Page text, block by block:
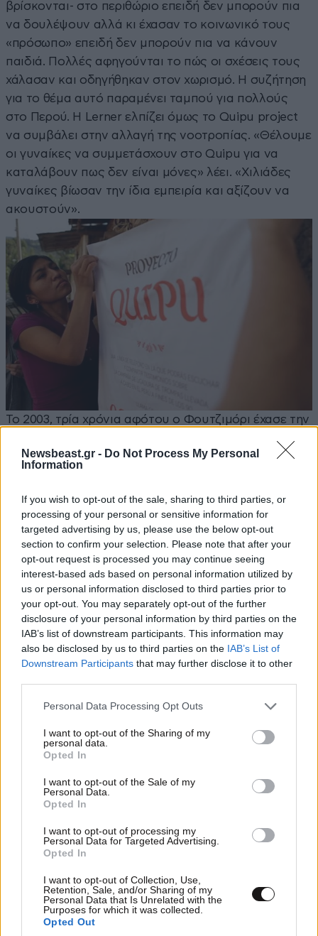
Newsbeast.gr - Do Not Process My Personal
Information
If you wish to opt-out of the sale, sharing to third parties, or
processing of your personal or sensitive information for
targeted advertising by us, please use the below opt-out
section to confirm your selection. Please note that after your
opt-out request is processed you may continue seeing
interest-based ads based on personal information utilized by
us or personal information disclosed to third parties prior to
your opt-out. You may separately opt-out of the further
disclosure of your personal information by third parties on the
IAB’s list of downstream participants. This information may
also be disclosed by us to third parties on the IAB’s List of
Downstream Participants that may further disclose it to other
Please note that this website/app uses one or more Google
not limited to your visit or usage behaviour. You may click to
grant or deny consent to Google and its third-party tags to
use your data for below specified purposes in below Google
consent section.
Personal Data Processing Opt Outs
I want to opt-out of the Sharing of my
personal data.
Opted In
I want to opt-out of the Sale of my
Personal Data.
Opted In
I want to opt-out of processing my
Personal Data for Targeted Advertising.
Opted In
I want to opt-out of Collection, Use,
Retention, Sale, and/or Sharing of my
Personal Data that Is Unrelated with the
Purposes for which it was collected.
Opted Out
βρίσκονται- στο περιθώριο επειδή δεν μπορούν πια
να δουλέψουν αλλά κι έχασαν το κοινωνικό τους
«πρόσωπο» επειδή δεν μπορούν πια να κάνουν
παιδιά. Πολλές αφηγούνται το πώς οι σχέσεις τους
χάλασαν και οδηγήθηκαν στον χωρισμό. Η συζήτηση
για το θέμα αυτό παραμένει ταμπού για πολλούς
στο Περού. Η Lerner ελπίζει όμως το Quipu project
να συμβάλει στην αλλαγή της νοοτροπίας. «Θέλουμε
οι γυναίκες να συμμετάσχουν στο Quipu για να
καταλάβουν πως δεν είναι μόνες» λέει. «Χιλιάδες
γυναίκες βίωσαν την ίδια εμπειρία και αξίζουν να
ακουστούν».
Το 2003, τρία χρόνια αφότου ο Φουτζιμόρι έχασε την
να διερευνούν τις καταγγελίες για εξαναγκαστικές
αρχειοθετήθηκαν. Κάποιες οδηγήθηκαν στο αρχείο
για δεύτερη φορά τον περασμένο Δεκέμβριο, όταν
το δικαστήριο αποφάνθηκε πως δεν υπήρχαν
αρκετές αποδείξεις για να συνεχιστεί η έρευνα. Ο
πρώην πρόεδρος της χώρας εκτίει ποινή φυλάκισης
25 ετών για υπεξαίρεση και παραβίαση ανθρωπίνων
δικαιωμάτων το διάστημα της δεκαετούς κυριαρχίας
του. Όμως οι περισσότεροι από τους ανθρώπους
εκείνους που στειρώθηκαν ακόμα περιμένουν τη
στιγμή της δικαίωσής τους.
προσπάθειά της διεκδικήσει αποζημίωση επειδή,
αντίθετα με τους περισσότερους πολίτες που
στειρώθηκαν παρά τη θέλησή τους, ανήκει στη